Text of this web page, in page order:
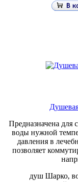
Предназначена для
воды нужной
давления в
позволяет
душ Шарко,